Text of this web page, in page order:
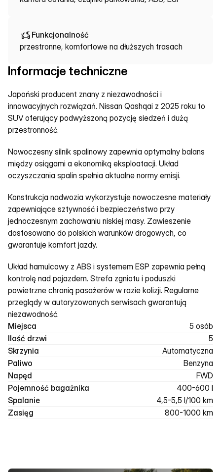
Funkcjonalność
przestronne, komfortowe na dłuższych trasach
Informacje techniczne
Japoński producent znany z niezawodności i
innowacyjnych rozwiązań. Nissan Qashqai z 2025 roku to
SUV oferujący podwyższoną pozycję siedzeń i dużą
przestronność.
Nowoczesny silnik spalinowy zapewnia optymalny balans
między osiągami a ekonomiką eksploatacji. Układ
oczyszczania spalin spełnia aktualne normy emisji.
Konstrukcja nadwozia wykorzystuje nowoczesne materiały
zapewniające sztywność i bezpieczeństwo przy
jednoczesnym zachowaniu niskiej masy. Zawieszenie
dostosowano do polskich warunków drogowych, co
gwarantuje komfort jazdy.
Układ hamulcowy z ABS i systemem ESP zapewnia pełną
kontrolę nad pojazdem. Strefa zgniotu i poduszki
powietrzne chronią pasażerów w razie kolizji. Regularne
przeglądy w autoryzowanych serwisach gwarantują
niezawodność.
Miejsca
5 osób
Ilość drzwi
5
Skrzynia
Automatyczna
Paliwo
Benzyna
Napęd
FWD
Pojemność bagażnika
400-600 l
Spalanie
4,5-5,5 l/100 km
Zasięg
800-1000 km